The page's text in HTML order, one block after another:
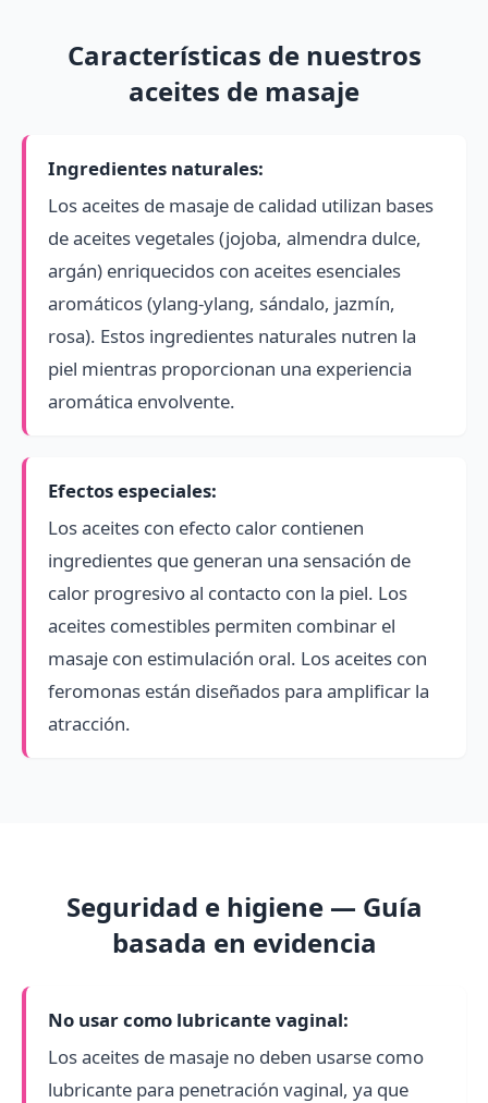
Características de nuestros
aceites de masaje
Ingredientes naturales:
Los aceites de masaje de calidad utilizan bases
de aceites vegetales (jojoba, almendra dulce,
argán) enriquecidos con aceites esenciales
aromáticos (ylang-ylang, sándalo, jazmín,
rosa). Estos ingredientes naturales nutren la
piel mientras proporcionan una experiencia
aromática envolvente.
Efectos especiales:
Los aceites con efecto calor contienen
ingredientes que generan una sensación de
calor progresivo al contacto con la piel. Los
aceites comestibles permiten combinar el
masaje con estimulación oral. Los aceites con
feromonas están diseñados para amplificar la
atracción.
Seguridad e higiene — Guía
basada en evidencia
No usar como lubricante vaginal:
Los aceites de masaje no deben usarse como
lubricante para penetración vaginal, ya que